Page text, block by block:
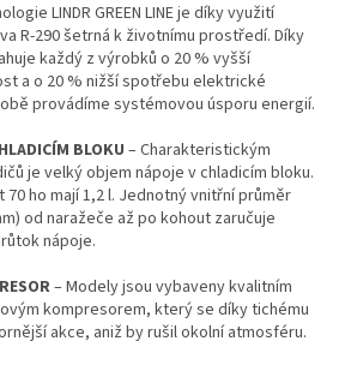
LINDR GREEN LINE je díky využití
R-290 šetrná k životnímu prostředí. Díky
každý z výrobků o 20 % vyšší
a o 20 % nižší spotřebu elektrické
provádíme systémovou úsporu energií.
BLOKU – Charakteristickým
je velký objem nápoje v chladicím bloku.
ho mají 1,2 l. Jednotný vnitřní průměr
od naražeče až po kohout zaručuje
nápoje.
– Modely jsou vybaveny kvalitním
kompresorem, který se díky tichému
akce, aniž by rušil okolní atmosféru.